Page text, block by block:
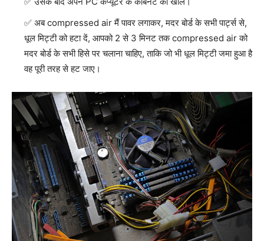
अब compressed air मैं पावर लगाकर, मदर बोर्ड के सभी पार्ट्स से,
धूल मिट्टी को हटा दें, आपको 2 से 3 मिनट तक compressed air को
मदर बोर्ड के सभी हिसे पर चलाना चाहिए, ताकि जो भी धूल मिट्टी जमा हुआ है
वह पूरी तरह से हट जाए।